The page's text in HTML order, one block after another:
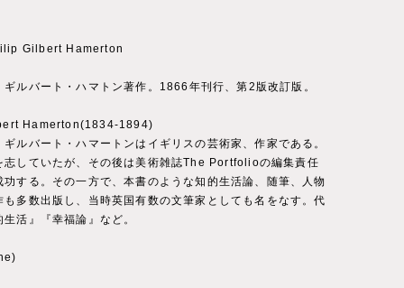
Gilbert Hamerton
ギルバート・ハマトン著作。1866年刊行、第2版改訂版。
Hamerton(1834-1894)
ギルバート・ハマートンはイギリスの芸術家、作家である。
志していたが、その後は美術雑誌The Portfolioの編集責任
功する。その一方で、本書のような知的生活論、随筆、人物
も多数出版し、当時英国有数の文筆家としても名をなす。代
活』『幸福論』など。